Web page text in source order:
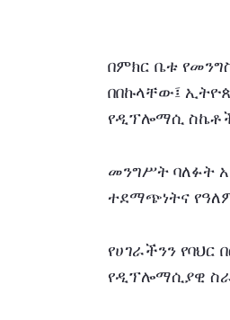
በምክር ቤቱ
በበኩላቸው፤
የዲፕሎማሲ
መንግሥት ባለፉት
ተደማጭነትና
የሀገራችንን
የዲፕሎማሲያዊ